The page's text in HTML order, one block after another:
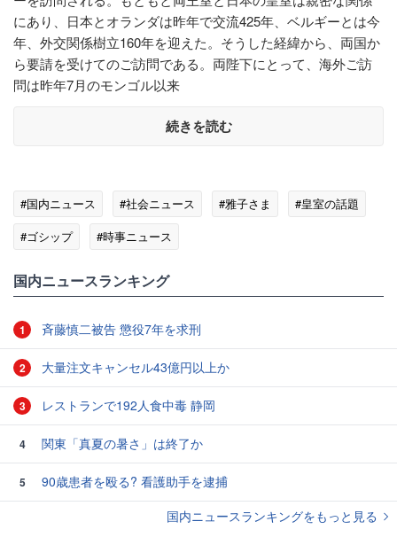
にあり、日本とオランダは昨年で交流425年、ベルギーとは今
年、外交関係樹立160年を迎えた。そうした経緯から、両国か
ら要請を受けてのご訪問である。両陛下にとって、海外ご訪
問は昨年7月のモンゴル以来
続きを読む
#国内ニュース #社会ニュース #雅子さま
#皇室の話題
#ゴシップ
#時事ニュース
国内ニュースランキング
1 斉藤慎二被告 懲役7年を求刑
2 大量注文キャンセル43億円以上か
3 レストランで192人食中毒 静岡
4 関東「真夏の暑さ」は終了か
5
90歳患者を殴る? 看護助手を逮捕
国内ニュースランキングをもっと見る